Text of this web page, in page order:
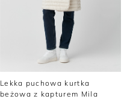
Lekka puchowa kurtka
beżowa z kapturem Mila